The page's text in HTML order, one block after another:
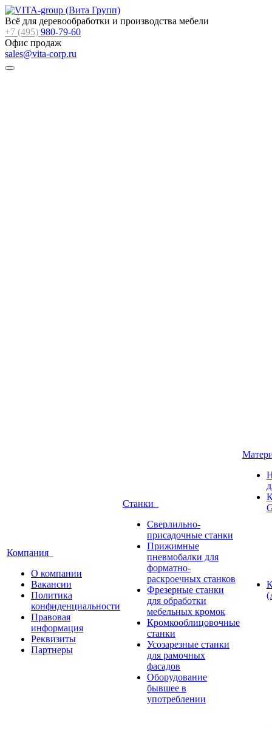
Всё для деревообработки и производства мебели
+7 (495) 980-79-60
Офис продаж
sales@vita-corp.ru
Компания
О компании
Вакансии
Политика
конфиденциальности
Правовая
информация
Реквизиты
Партнеры
Станки
Сверлильно-
присадочные станки
Прижимные
пневмобалки для
форматно-
раскроечных станков
Фрезерные станки
для обработки
мебельных кромок
Кромкооблицовочные
станки
Усозарезные станки
для рамочных
фасадов
Оборудование
бывшее в
употреблении